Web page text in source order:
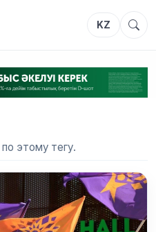
KZ
этому тегу.